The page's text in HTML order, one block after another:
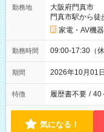
勤務地
大阪府門真市
門真市駅から徒
家電・AV機
勤務時間 09:00-17:30（
期間 2026年10月
特徴 履歴書不要 / 40
気になる！